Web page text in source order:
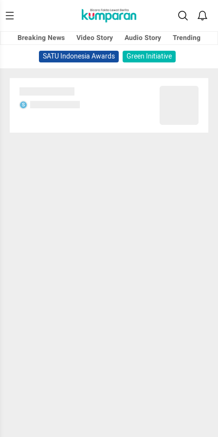
Breaking News Video Story Audio Story
Trending
SATU Indonesia Awards
Green Initiative
S